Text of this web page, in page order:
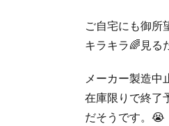
ご自宅にも御所
キラキラ🌈見る
メーカー製造中
在庫限りで終了
だそうです。😭